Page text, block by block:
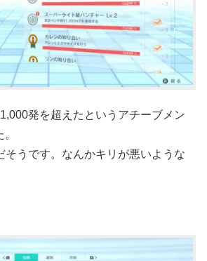
発を超えたというアチーブメン
そうです。なんかキリが悪いような